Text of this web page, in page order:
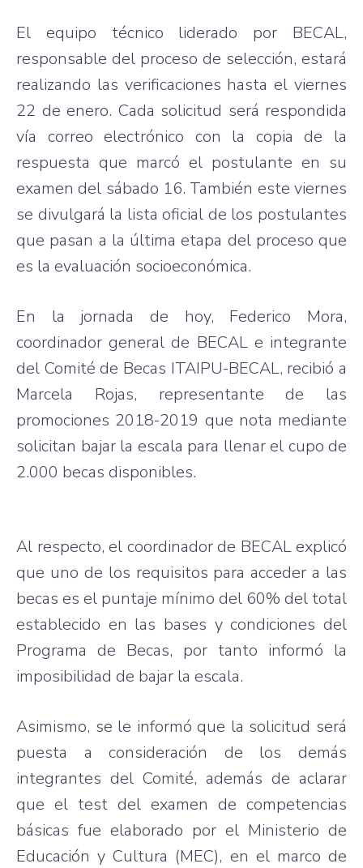
El equipo técnico liderado por BECAL,
responsable del proceso de selección, estará
realizando las verificaciones hasta el viernes
22 de enero. Cada solicitud será respondida
vía correo electrónico con la copia de la
respuesta que marcó el postulante en su
examen del sábado 16. También este viernes
se divulgará la lista oficial de los postulantes
que pasan a la última etapa del proceso que
es la evaluación socioeconómica.
En la jornada de hoy, Federico Mora,
coordinador general de BECAL e integrante
del Comité de Becas ITAIPU-BECAL, recibió a
Marcela Rojas, representante de las
promociones 2018-2019 que nota mediante
solicitan bajar la escala para llenar el cupo de
2.000 becas disponibles.
Al respecto, el coordinador de BECAL explicó
que uno de los requisitos para acceder a las
becas es el puntaje mínimo del 60% del total
establecido en las bases y condiciones del
Programa de Becas, por tanto informó la
imposibilidad de bajar la escala.
Asimismo, se le informó que la solicitud será
puesta a consideración de los demás
integrantes del Comité, además de aclarar
que el test del examen de competencias
básicas fue elaborado por el Ministerio de
Educación y Cultura (MEC), en el marco de